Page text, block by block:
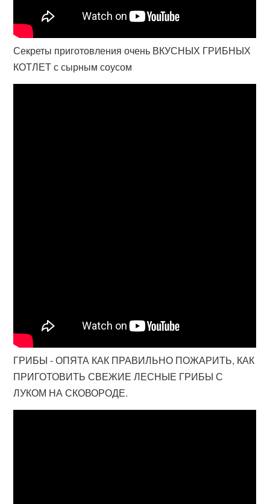
Секреты приготовления очень ВКУСНЫХ ГРИБНЫХ
КОТЛЕТ с сырным соусом
ГРИБЫ - ОПЯТА КАК ПРАВИЛЬНО ПОЖАРИТЬ, КАК
ПРИГОТОВИТЬ СВЕЖИЕ ЛЕСНЫЕ ГРИБЫ С
ЛУКОМ НА СКОВОРОДЕ.